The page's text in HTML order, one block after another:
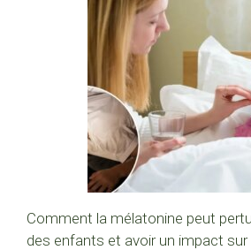
Comment la mélatonine peut
des enfants et avoir un impact sur